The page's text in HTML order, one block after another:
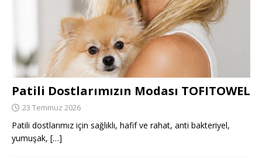
Patili Dostlarımızın Modası TOFITOWEL
23 Temmuz 2026
Patili dostlarımız için sağlıklı, hafif ve rahat, anti bakteriyel,
yumuşak, […]